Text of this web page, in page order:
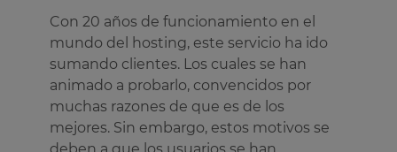
Con 20 años de funcionamiento en el
mundo del hosting, este servicio ha ido
sumando clientes. Los cuales se han
animado a probarlo, convencidos por
muchas razones de que es de los
mejores. Sin embargo, estos motivos se